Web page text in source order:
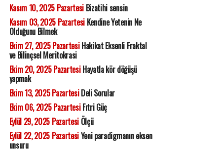
Kasım 10, 2025 PazartesiBizatihi sensin
Kasım 03, 2025 PazartesiKendine Yetenin Ne
Olduğunu Bilmek
Ekim 27, 2025 PazartesiHakikat Eksenli Fraktal
ve Bilinçsel Meritokrasi
Ekim 20, 2025 PazartesiHayatla kör döğüşü
yapmak
Ekim 13, 2025 PazartesiDeli Sorular
Ekim 06, 2025 PazartesiFıtri Güç
Eylül 29, 2025 PazartesiÖlçü
Eylül 22, 2025 PazartesiYeni paradigmanın eksen
unsuru